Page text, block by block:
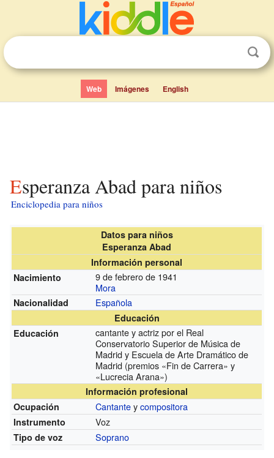
Web Imágenes English
Esperanza Abad para niños
Enciclopedia para niños
Datos para niños
Esperanza Abad
Información personal
Nacimiento
9 de febrero de 1941
Mora
Nacionalidad Española
Educación
Educación
cantante y actriz por el Real
Conservatorio Superior de Música de
Madrid y Escuela de Arte Dramático de
Madrid (premios «Fin de Carrera» y
«Lucrecia Arana»)
Información profesional
Ocupación
Cantanteycompositora
Instrumento Voz
Tipo de voz Soprano